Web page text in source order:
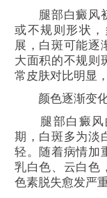
腿部白癜风初
或不规则形状
展，白斑可能逐
大面积的不规则
常皮肤对比明显
颜色逐渐变
腿部白癜风
期，白斑多为淡
轻。随着病情加
乳白色、云白色
色素脱失愈发严重